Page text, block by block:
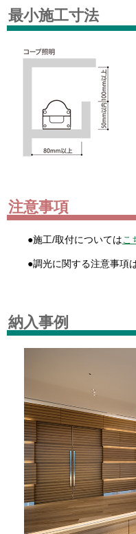
最小施工寸法
注意事項
●施工/取付についてはこ
●調光に関する注意事項
納入事例